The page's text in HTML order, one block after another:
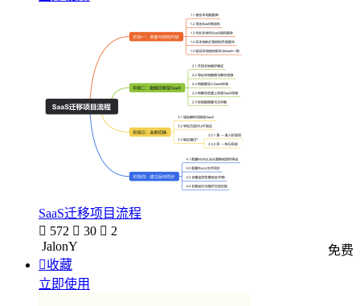
SaaS迁移项目流程
 572  30  2
JalonY
免费
收藏
立即使用